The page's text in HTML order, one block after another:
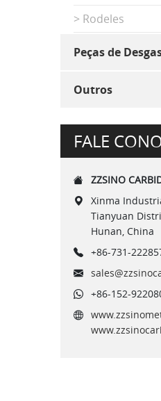
> Rodeles
Peças de
Outros
FALE
ZZSINO
Xinma
Tianyuan
Hunan, China
+86-731-
+86-152-